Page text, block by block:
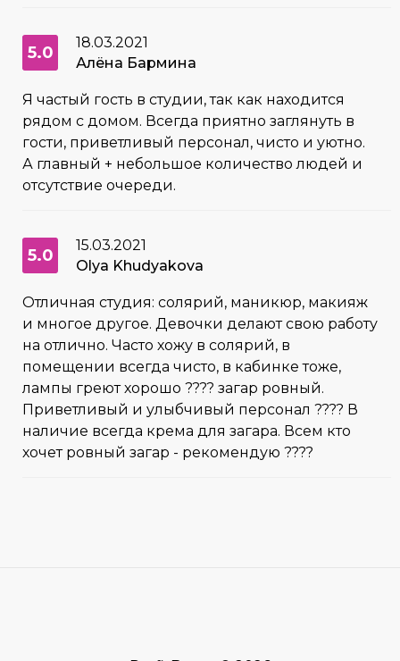
5.0
18.03.2021
Алёна Бармина
Я частый гость в студии, так как находится
рядом с домом. Всегда приятно заглянуть в
гости, приветливый персонал, чисто и уютно.
А главный + небольшое количество людей и
отсутствие очереди.
5.0
15.03.2021
Olya Khudyakova
Отличная студия: солярий, маникюр, макияж
и многое другое. Девочки делают свою работу
на отлично. Часто хожу в солярий, в
помещении всегда чисто, в кабинке тоже,
лампы греют хорошо ???? загар ровный.
Приветливый и улыбчивый персонал ???? В
наличие всегда крема для загара. Всем кто
хочет ровный загар - рекомендую ????